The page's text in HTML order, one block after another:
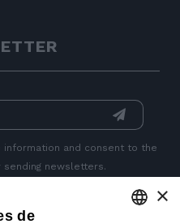
information and consent to the
newsletters.
×
de